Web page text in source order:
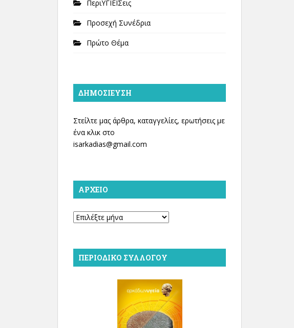
ΠεριΥΓΙΕΙΣεις
Προσεχή Συνέδρια
Πρώτο Θέμα
ΔΗΜΟΣΊΕΥΣΗ
Στείλτε μας άρθρα, καταγγελίες, ερωτήσεις με
ένα κλικ στο
isarkadias@gmail.com
ΑΡΧΕΊΟ
Αρχείο
ΠΕΡΙΟΔΙΚΌ ΣΥΛΛΌΓΟΥ